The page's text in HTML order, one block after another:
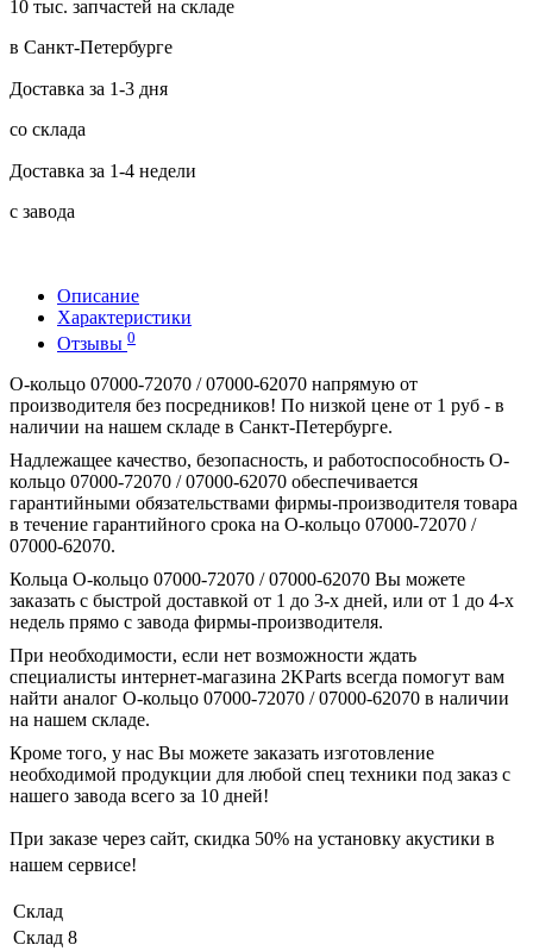
10 тыс. запчастей на складе
в Санкт-Петербурге
Доставка за 1-3 дня
со склада
Доставка за 1-4 недели
с завода
Описание
Характеристики
Отзывы 0
О-кольцо 07000-72070 / 07000-62070 напрямую от
производителя без посредников! По низкой цене от 1 руб - в
наличии на нашем складе в Санкт-Петербурге.
Надлежащее качество, безопасность, и работоспособность О-
кольцо 07000-72070 / 07000-62070 обеспечивается
гарантийными обязательствами фирмы-производителя товара
в течение гарантийного срока на О-кольцо 07000-72070 /
07000-62070.
Кольца О-кольцо 07000-72070 / 07000-62070 Вы можете
заказать с быстрой доставкой от 1 до 3-х дней, или от 1 до 4-х
недель прямо с завода фирмы-производителя.
При необходимости, если нет возможности ждать
специалисты интернет-магазина 2KParts всегда помогут вам
найти аналог О-кольцо 07000-72070 / 07000-62070 в наличии
на нашем складе.
Кроме того, у нас Вы можете заказать изготовление
необходимой продукции для любой спец техники под заказ с
нашего завода всего за 10 дней!
При заказе через сайт, скидка 50% на установку акустики в
нашем сервисе!
Склад
Склад 8